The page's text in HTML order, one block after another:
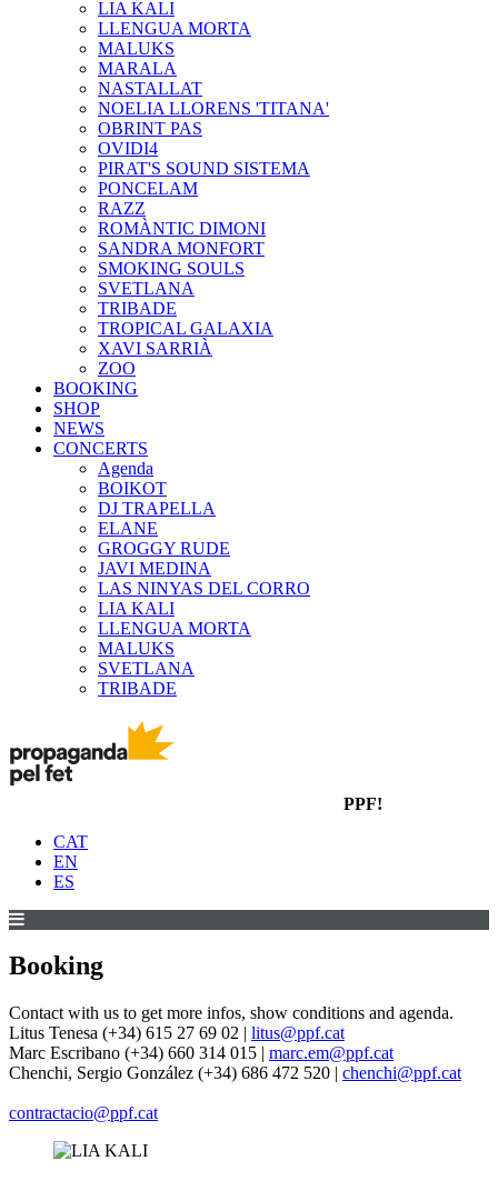
LIA KALI
LLENGUA MORTA
MALUKS
MARALA
NASTALLAT
NOELIA LLORENS 'TITANA'
OBRINT PAS
OVIDI4
PIRAT'S SOUND SISTEMA
PONCELAM
RAZZ
ROMÀNTIC DIMONI
SANDRA MONFORT
SMOKING SOULS
SVETLANA
TRIBADE
TROPICAL GALAXIA
XAVI SARRIÀ
ZOO
BOOKING
SHOP
NEWS
CONCERTS
Agenda
BOIKOT
DJ TRAPELLA
ELANE
GROGGY RUDE
JAVI MEDINA
LAS NINYAS DEL CORRO
LIA KALI
LLENGUA MORTA
MALUKS
SVETLANA
TRIBADE
PPF!
CAT
EN
ES
Booking
Contact with us to get more infos, show conditions and agenda.
Litus Tenesa (+34) 615 27 69 02 | litus@ppf.cat
Marc Escribano (+34) 660 314 015 | marc.em@ppf.cat
Chenchi, Sergio González (+34) 686 472 520 | chenchi@ppf.cat
contractacio@ppf.cat